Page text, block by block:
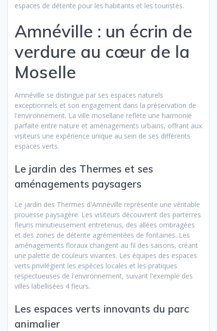
espaces de détente pour les habitants et les touristes.
Amnéville : un écrin de
verdure au cœur de la
Moselle
Amnéville se distingue par ses espaces naturels
exceptionnels et son engagement dans la préservation de
l'environnement. La ville mosellane reflète une harmonie
parfaite entre nature et aménagements urbains, offrant aux
visiteurs une expérience unique au sein de ses différents
espaces verts.
Le jardin des Thermes et ses
aménagements paysagers
Le jardin des Thermes d'Amnéville représente une véritable
prouesse paysagère. Les visiteurs découvrent des parterres
fleuris minutieusement entretenus, des allées ombragées
et des zones de détente agrémentées de fontaines. Les
aménagements floraux changent au fil des saisons, créant
une palette de couleurs vivantes. Les équipes des espaces
verts privilégient les espèces locales et les pratiques
respectueuses de l'environnement, suivant l'exemple des
villes labellisées 4 fleurs.
Les espaces verts innovants du parc
animalier